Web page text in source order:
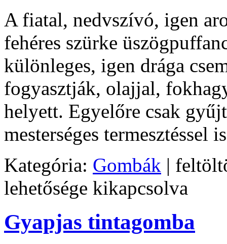
A fiatal, nedvszívó, igen
fehéres szürke
különleges, igen drága
fogyasztják, olajjal,
helyett. Egyelőre csak
mesterséges termesztéssel
Kategória: Gombák |
lehetősége kikapcsolva
Gyapjas tintagomba